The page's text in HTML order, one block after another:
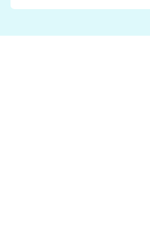
Proč je podle nich